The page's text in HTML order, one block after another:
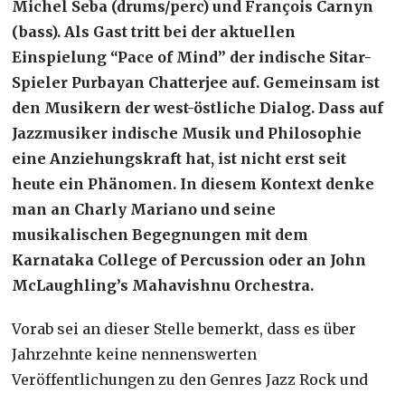
Michel Seba (drums/perc) und François Carnyn
(bass). Als Gast tritt bei der aktuellen
Einspielung “Pace of Mind” der indische Sitar-
Spieler Purbayan Chatterjee auf. Gemeinsam ist
den Musikern der west-östliche Dialog. Dass auf
Jazzmusiker indische Musik und Philosophie
eine Anziehungskraft hat, ist nicht erst seit
heute ein Phänomen. In diesem Kontext denke
man an Charly Mariano und seine
musikalischen Begegnungen mit dem
Karnataka College of Percussion oder an John
McLaughling’s Mahavishnu Orchestra.
Vorab sei an dieser Stelle bemerkt, dass es über
Jahrzehnte keine nennenswerten
Veröffentlichungen zu den Genres Jazz Rock und